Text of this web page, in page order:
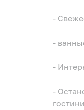
-
-
-
-